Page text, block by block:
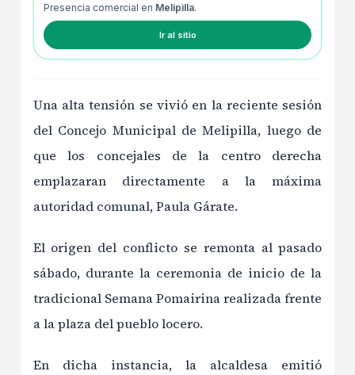
Presencia comercial en Melipilla.
Ir al sitio
Una alta tensión se vivió en la reciente sesión
del Concejo Municipal de Melipilla, luego de
que los concejales de la centro derecha
emplazaran directamente a la máxima
autoridad comunal, Paula Gárate.
El origen del conflicto se remonta al pasado
sábado, durante la ceremonia de inicio de la
tradicional Semana Pomairina realizada frente
a la plaza del pueblo locero.
En dicha instancia, la alcaldesa emitió